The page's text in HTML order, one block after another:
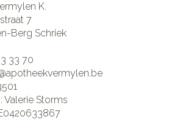
K.
7
Berg Schriek
33 70
apotheekvermylen.be
Valerie Storms